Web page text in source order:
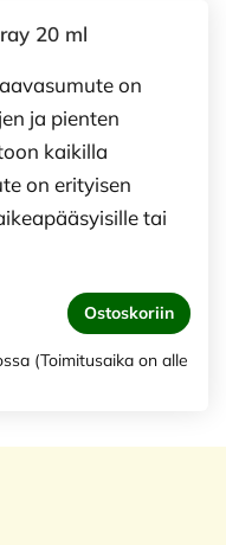
20 ml
on
ja pienten
kaikilla
on erityisen
tai
Ostoskoriin
(Toimitusaika on alle